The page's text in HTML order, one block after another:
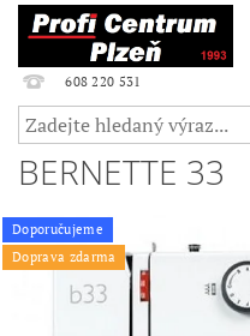
608 220 531
BERNETTE 33
Doporučujeme
Doprava zdarma